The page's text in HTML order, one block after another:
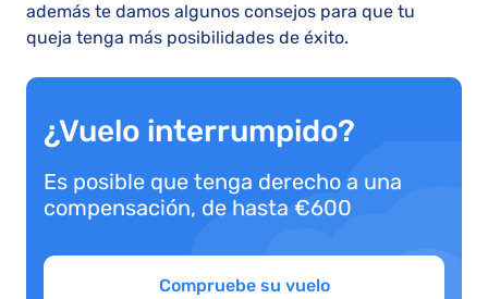
además te damos algunos consejos para que tu
queja tenga más posibilidades de éxito.
¿Vuelo interrumpido?
Es posible que tenga derecho a una
compensación, de hasta €600
Compruebe su vuelo